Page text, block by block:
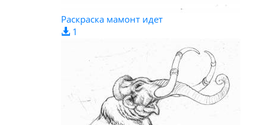
Раскраска мамонт идет
1